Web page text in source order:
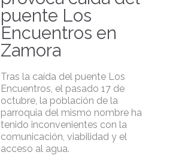
puente Los
Encuentros en
Zamora
Tras la caída del puente Los
Encuentros, el pasado 17 de
octubre, la población de la
parroquia del mismo nombre ha
tenido inconvenientes con la
comunicación, viabilidad y el
acceso al agua.